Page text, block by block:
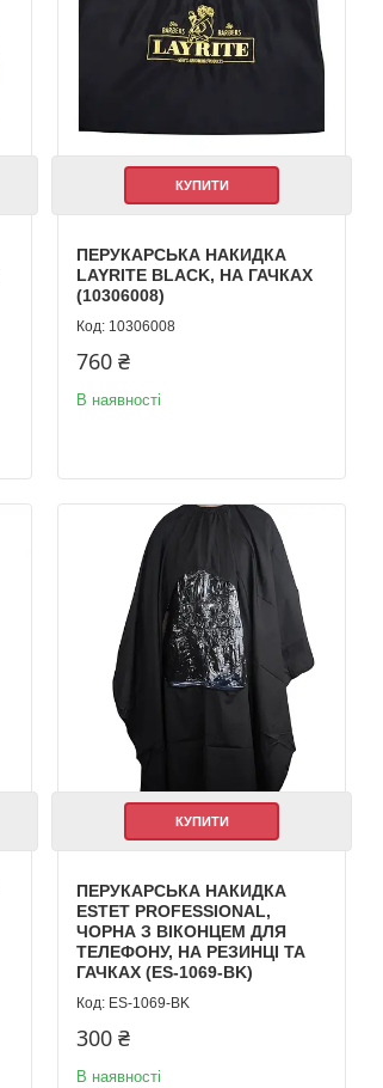
КУПИТИ
ПЕРУКАРСЬКА НАКИДКА
LAYRITE BLACK, НА ГАЧКАХ
(10306008)
10306008
760 ₴
В наявності
КУПИТИ
ПЕРУКАРСЬКА НАКИДКА
ESTET PROFESSIONAL,
ЧОРНА З ВІКОНЦЕМ ДЛЯ
ТЕЛЕФОНУ, НА РЕЗИНЦІ ТА
ГАЧКАХ (ES-1069-BK)
ES-1069-BK
300 ₴
В наявності